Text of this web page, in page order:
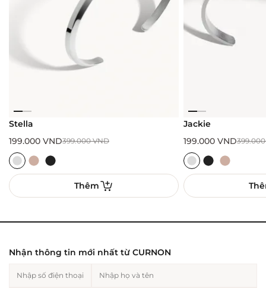
Stella
399.000VND
199.000 VND
Thêm
Jackie
199.000 VND
Nhận thông tin mới nhất từ CURNON